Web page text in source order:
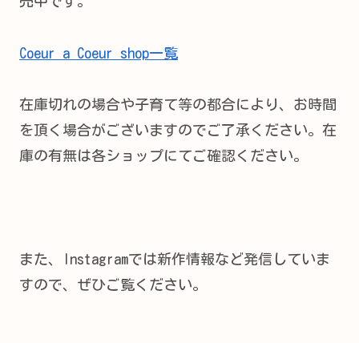
Coeur a Coeur shop一覧
在庫切れの場合や子育て等の都合により、お時間
を頂く場合がございますのでご了承ください。在
庫の有無は各ショップにてご確認ください。
また、Instagramでは新作情報など発信していま
すので、ぜひご覧ください。